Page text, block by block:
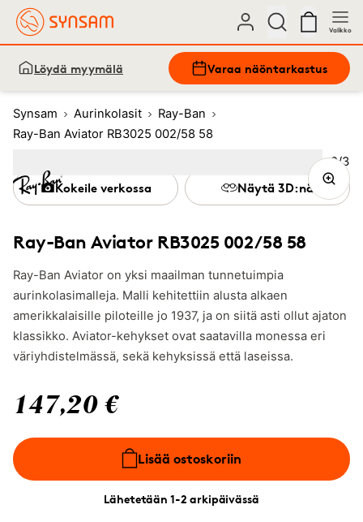
Valikko
Löydä myymälä Varaa näöntarkastus
Synsam Aurinkolasit
Ray-Ban
Ray-Ban Aviator RB3025 002/58 58
Ray-Ban Aviator RB3025 002/58 58
Ray-Ban Aviator on yksi maailman tunnetuimpia
aurinkolasimalleja. Malli kehitettiin alusta alkaen
amerikkalaisille piloteille jo 1937, ja on siitä asti ollut ajaton
klassikko. Aviator-kehykset ovat saatavilla monessa eri
väriyhdistelmässä, sekä kehyksissä että laseissa.
147,20 €
Lisää ostoskoriin
Lähetetään 1-2 arkipäivässä
Kokeile verkossa Näytä 3D:nä
Kuva
2/3
3